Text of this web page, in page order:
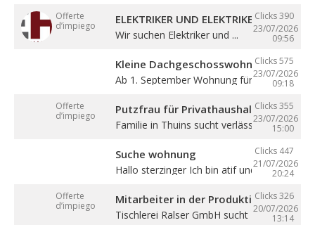
Offerte
d’impiego
Clicks 390
23/07/2026
09:56
ELEKTRIKER UND ELEKTRIKERLEHRLING
Wir suchen Elektriker und ...
Clicks 575
23/07/2026
09:18
Kleine Dachgeschosswohnung mit
Ab 1. September Wohnung für eine Person
Offerte
d’impiego
Clicks 355
23/07/2026
15:00
Putzfrau für Privathaushalt gesucht
Familie in Thuins sucht verlässliche ...
Clicks 447
21/07/2026
20:24
Suche wohnung
Hallo sterzinger Ich bin atif und komme aus
Offerte
d’impiego
Clicks 326
20/07/2026
13:14
Mitarbeiter in der Produktion (m/w/d)
Tischlerei Ralser GmbH sucht Mitarbeiter